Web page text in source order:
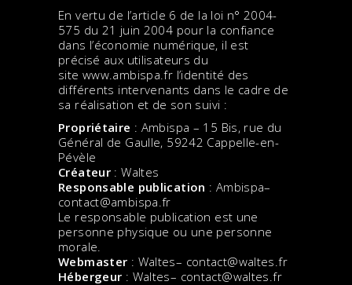
En vertu de l’article 6 de la loi n° 2004-
575 du 21 juin 2004 pour la confiance
dans l’économie numérique, il est
précisé aux utilisateurs du
site www.ambispa.fr l’identité des
différents intervenants dans le cadre de
sa réalisation et de son suivi :
Propriétaire : Ambispa – 15 Bis, rue du
Général de Gaulle, 59242 Cappelle-en-
Pévèle
Créateur : Waltes
Responsable publication : Ambispa–
contact@ambispa.fr
Le responsable publication est une
personne physique ou une personne
morale.
Webmaster : Waltes– contact@waltes.fr
Hébergeur : Waltes– contact@waltes.fr